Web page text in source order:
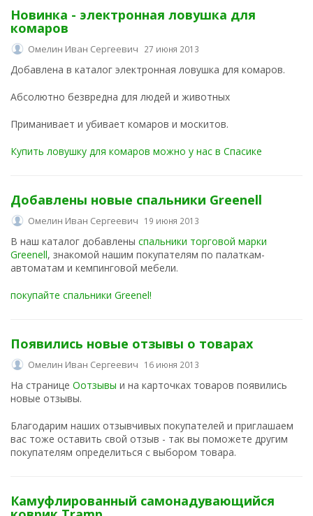
Новинка - электронная ловушка для
комаров
Омелин Иван Сергеевич 27 июня 2013
Добавлена в каталог электронная ловушка для комаров.
Абсолютно безвредна для людей и животных
Приманивает и убивает комаров и москитов.
Купить ловушку для комаров можно у нас в Спасике
Добавлены новые спальники Greenell
Омелин Иван Сергеевич 19 июня 2013
В наш каталог добавлены спальники торговой марки
Greenell, знакомой нашим покупателям по палаткам-
автоматам и кемпинговой мебели.
покупайте спальники Greenel!
Появились новые отзывы о товарах
Омелин Иван Сергеевич 16 июня 2013
На странице Оотзывы и на карточках товаров появились
новые отзывы.
Благодарим наших отзывчивых покупателей и приглашаем
вас тоже оставить свой отзыв - так вы поможете другим
покупателям определиться с выбором товара.
Камуфлированный самонадувающийся